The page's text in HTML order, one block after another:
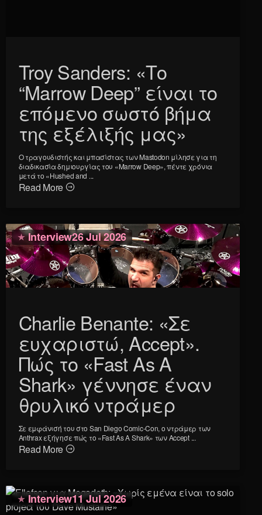
Troy Sanders: «Το
“Marrow Deep” είναι το
επόμενο σωστό βήμα
της εξέλιξής μας»
Ο τραγουδιστής και μπασίστας των Mastodon μίλησε για τη
διαδικασία δημιουργίας του «Marrow Deep», πέντε χρόνια
μετά το «Hushed and ...
Read More
Interview26 Jul 2026
Charlie Benante: «Σε
ευχαριστώ, Accept».
Πώς το «Fast As A
Shark» γέννησε έναν
θρυλικό ντράμερ
Σε εμφάνισή του στο San Diego Comic-Con, ο ντράμερ των
Anthrax εξήγησε πώς το «Fast As A Shark» των Accept ...
Read More
Interview11 Jul 2026